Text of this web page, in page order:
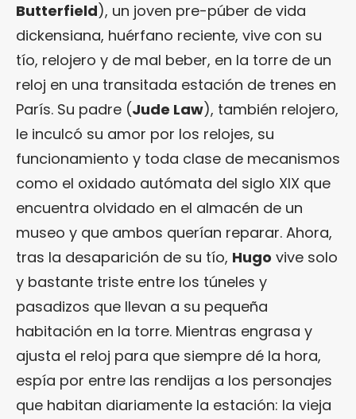
Butterfield), un joven pre-púber de vida
dickensiana, huérfano reciente, vive con su
tío, relojero y de mal beber, en la torre de un
reloj en una transitada estación de trenes en
París. Su padre (Jude Law), también relojero,
le inculcó su amor por los relojes, su
funcionamiento y toda clase de mecanismos
como el oxidado autómata del siglo XIX que
encuentra olvidado en el almacén de un
museo y que ambos querían reparar. Ahora,
tras la desaparición de su tío, Hugo vive solo
y bastante triste entre los túneles y
pasadizos que llevan a su pequeña
habitación en la torre. Mientras engrasa y
ajusta el reloj para que siempre dé la hora,
espía por entre las rendijas a los personajes
que habitan diariamente la estación: la vieja